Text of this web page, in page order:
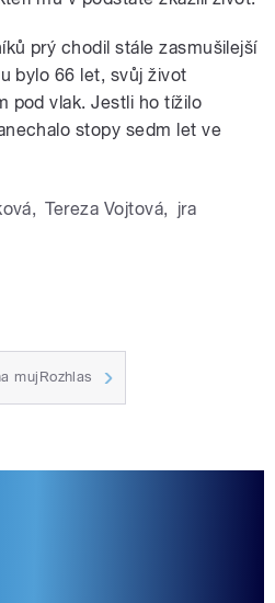
prý chodil stále zasmušilejší
bylo 66 let, svůj život
pod vlak. Jestli ho tížilo
stopy sedm let ve
, Tereza Vojtová, jra
mujRozhlas